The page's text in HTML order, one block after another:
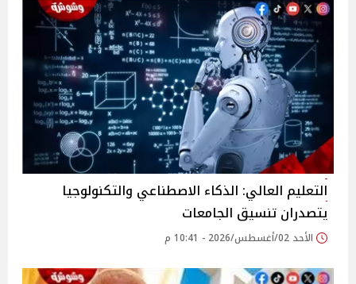
التعليم العالي: الذكاء الاصطناعي والتكنولوجيا
يتصدران تنسيق الجامعات
الأحد 02/أغسطس/2026 - 10:41 م